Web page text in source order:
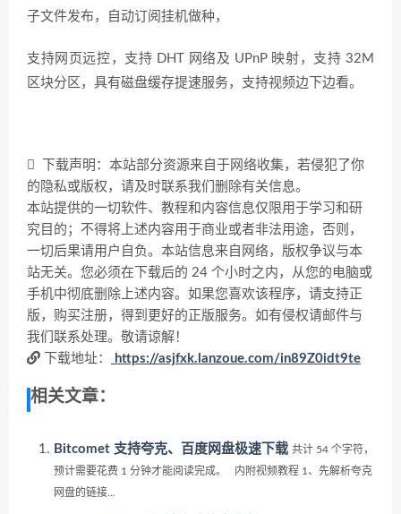
子文件发布，自动订阅挂机做种，
支持网页远控，支持 DHT 网络及 UPnP 映射，支持 32M
区块分区，具有磁盘缓存提速服务，支持视频边下边看。
下载声明：本站部分资源来自于网络收集，若侵犯了你
的隐私或版权，请及时联系我们删除有关信息。
本站提供的一切软件、教程和内容信息仅限用于学习和研
究目的；不得将上述内容用于商业或者非法用途，否则，
一切后果请用户自负。本站信息来自网络，版权争议与本
站无关。您必须在下载后的 24 个小时之内，从您的电脑或
手机中彻底删除上述内容。如果您喜欢该程序，请支持正
版，购买注册，得到更好的正版服务。如有侵权请邮件与
我们联系处理。敬请谅解！
下载地址：
https://asjfxk.lanzoue.com/in89Z0idt9te
相关文章：
Bitcomet 支持夸克、百度网盘极速下载 共计 54 个字符，
预计需要花费 1 分钟才能阅读完成。 内附视频教程 1、先解析夸克
网盘的链接...